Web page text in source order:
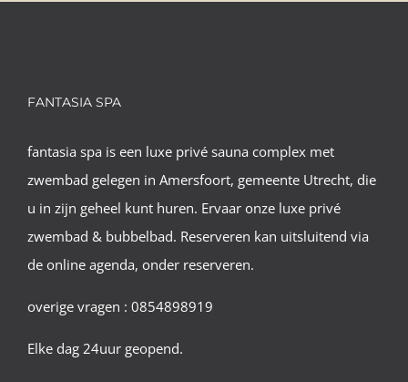
FANTASIA SPA
fantasia spa is een luxe privé sauna complex met
zwembad gelegen in Amersfoort, gemeente Utrecht, die
u in zijn geheel kunt huren. Ervaar onze luxe privé
zwembad & bubbelbad. Reserveren kan uitsluitend via
de online agenda, onder reserveren.
overige vragen : 0854898919
Elke dag 24uur geopend.